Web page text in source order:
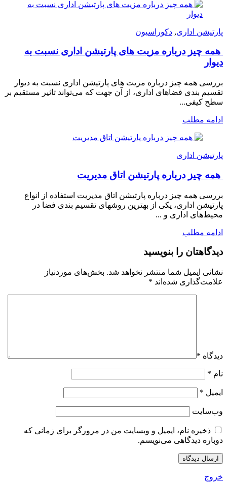
پارتیشن اداری, دکوراسیون
همه چیز درباره مزیت های پارتیشن اداری نسبت به
دیوار
بررسی همه چیز درباره مزیت های پارتیشن اداری نسبت به دیوار
تقسیم بندی فضاهای اداری، از آن جهت که می‌تواند تاثیر مستقیم بر
سطح کیفی...
ادامه مطلب
پارتیشن اداری
همه چیز درباره پارتیشن اتاق مدیریت
بررسی همه چیز درباره پارتیشن اتاق مدیریت استفاده از انواع
پارتیشن اداری، یکی از بهترین روشهای تقسیم بندی فضا در
محیط‌های اداری و ...
ادامه مطلب
دیدگاهتان را بنویسید
نشانی ایمیل شما منتشر نخواهد شد. بخش‌های موردنیاز
علامت‌گذاری شده‌اند *
دیدگاه *
نام *
ایمیل *
وب‌سایت
ذخیره نام، ایمیل و وبسایت من در مرورگر برای زمانی که
دوباره دیدگاهی می‌نویسم.
خروج